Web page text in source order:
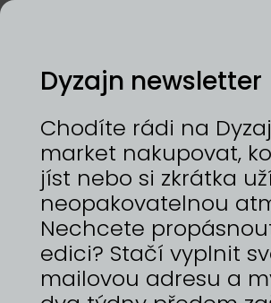
Kaftanlicious
12—13/9/2026 | VÝSTAVIŠTĚ PRAHA,
Vítej v mém snu. Vedla k němu
jejímž konci stojí dokonalý kousek
šatníku každé ženy. Jmenuji se
jsem pracovala jako letuška v
(@veronikaindubai). Neustálé
se do jednoho příručního kufříku
Dyzajn newsletter
Chodíte rádi na
market nakupovat,
jíst nebo si zkrátka
neopakovatelnou
Nechcete
edici? Stačí vyplnit
mailovou adresu a